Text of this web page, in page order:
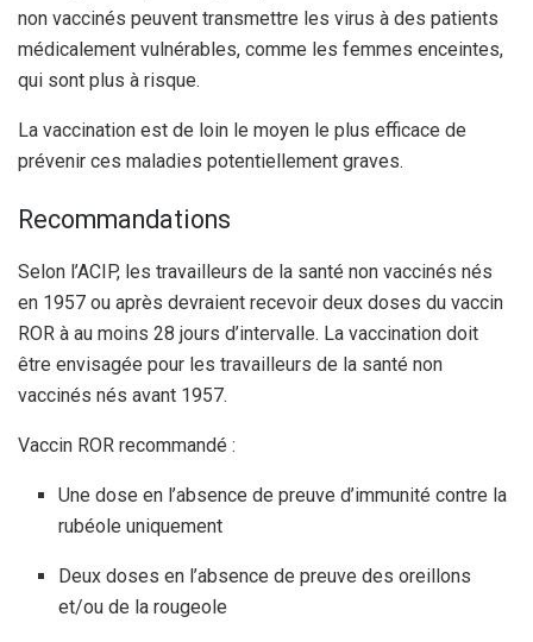
non vaccinés peuvent transmettre les virus à des patients
médicalement vulnérables, comme les femmes enceintes,
qui sont plus à risque.
La vaccination est de loin le moyen le plus efficace de
prévenir ces maladies potentiellement graves.
Recommandations
Selon l’ACIP, les travailleurs de la santé non vaccinés nés
en 1957 ou après devraient recevoir deux doses du vaccin
ROR à au moins 28 jours d’intervalle. La vaccination doit
être envisagée pour les travailleurs de la santé non
vaccinés nés avant 1957.
Vaccin ROR recommandé :
Une dose en l’absence de preuve d’immunité contre la
rubéole uniquement
Deux doses en l’absence de preuve des oreillons
et/ou de la rougeole